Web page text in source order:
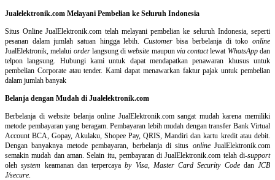
Jualelektronik.com Melayani Pembelian ke Seluruh Indonesia
Situs Online JualElektronik.com telah melayani pembelian ke seluruh Indonesia, seperti
pesanan dalam jumlah satuan hingga lebih. Customerbisa berbelanja di tokoonline
JualElektronik, melalui orderlangsung diwebsite maupun via contactlewat WhatsAppdan
telpon langsung. Hubungi kami untuk dapat mendapatkan penawaran khusus untuk
pembelian Corporate atau tender. Kami dapat menawarkan faktur pajak untuk pembelian
dalam jumlah banyak
Belanja dengan Mudah di Jualelektronik.com
Berbelanja diwebsite belanja online JualElektronik.com sangat mudah karena memiliki
metode pembayaran yang beragam. Pembayaran lebih mudah dengan transfer Bank Virtual
Account BCA, Gopay, Akulaku, Shopee Pay, QRIS, Mandiri dan kartu kredit atau debit.
Dengan banyaknya metode pembayaran, berbelanja di situs onlineJualElektronik.com
semakin mudah dan aman. Selain itu, pembayaran di JualElektronik.com telah di-support
olehsystem keamanan dan terpercayaby Visa, Master Card Security Codedan JCB
J/secure.